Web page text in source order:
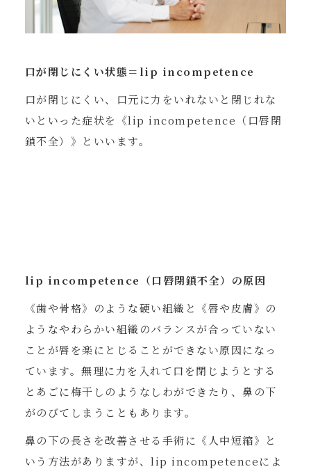
口が閉じにくい状態＝lip incompetence
口が閉じにくい、口元に力をいれないと閉じれな
いといった症状を《lip incompetence（口唇閉
鎖不全）》といいます。
lip incompetence（口唇閉鎖不全）の原因
《歯や骨格》のような硬い組織と《唇や皮膚》の
ようなやわらかい組織のバランスが合っていない
ことが唇を楽にとじることができない原因になっ
ています。無理に力を入れて口を閉じようとする
とあごに梅干しのようなしわができたり、鼻の下
がのびてしまうこともあります。
鼻の下の長さを改善させる手術に《人中短縮》と
いう方法がありますが、lip incompetenceによ